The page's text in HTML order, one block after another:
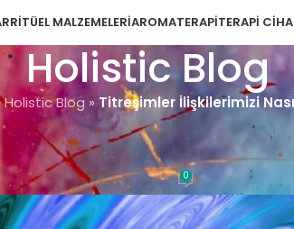
RITÜEL MALZEMELERIAROMATERAPITERAPI
Holistic Blog
Holistic Blog » Titreşimler İlişkilerimizi
Nasıl Etkiliyor ?
YıldırımOn 8 Eylül 2021 0